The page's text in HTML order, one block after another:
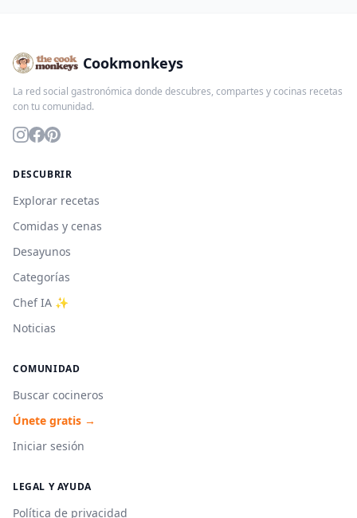
Cookmonkeys
La red social gastronómica donde descubres, compartes y cocinas recetas
con tu comunidad.
DESCUBRIR
Explorar recetas
Comidas y cenas
Desayunos
Categorías
Chef IA ✨
Noticias
COMUNIDAD
Buscar cocineros
Únete gratis →
Iniciar sesión
LEGAL Y AYUDA
Política de privacidad